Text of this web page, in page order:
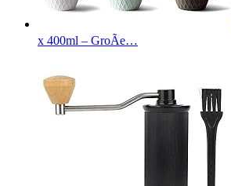
x 400ml – GroÃe…